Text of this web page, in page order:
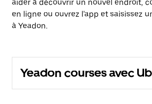
aider à découvrir un nouvel endroit,
en ligne ou ouvrez l'app et saisissez
à Yeadon.
Yeadon courses avec